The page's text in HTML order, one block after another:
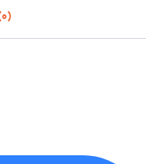
(۰)